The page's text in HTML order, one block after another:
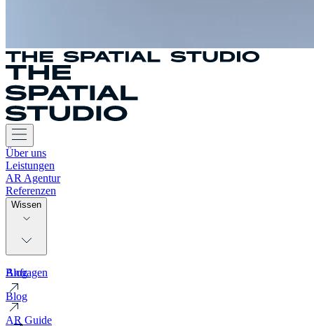
Über uns
Leistungen
AR Agentur
Referenzen
Wissen
Blog
Blog
AR Guide
Anfragen